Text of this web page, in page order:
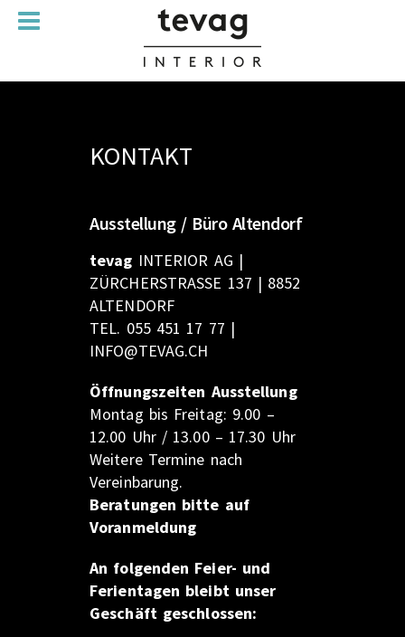
KONTAKT
Ausstellung / Büro Altendorf
tevag INTERIOR AG |
ZÜRCHERSTRASSE 137 | 8852
ALTENDORF
TEL. 055 451 17 77 |
INFO@TEVAG.CH
Öffnungszeiten Ausstellung
Montag bis Freitag: 9.00 –
12.00 Uhr / 13.00 – 17.30 Uhr
Weitere Termine nach
Vereinbarung.
Beratungen bitte auf
Voranmeldung
An folgenden Feier- und
Ferientagen bleibt unser
Geschäft geschlossen: